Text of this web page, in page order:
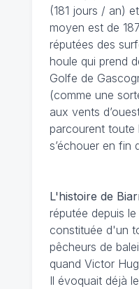
(181 jours / an)
moyen est de
réputées des
houle qui prend
Golfe de
(comme une
aux vents
parcourent toute
s’échouer en fin
L'histoire de
réputée depuis
constituée d'un
pêcheurs de
quand Victor
Il évoquait déjà